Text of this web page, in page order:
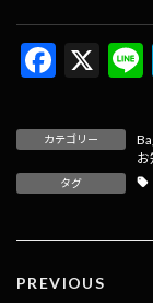
F
e
b
o
o
k
X
カテゴリー
タグ
PREVIOUS